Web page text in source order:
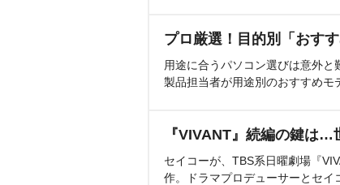
プロ厳選！目的別「おす
用途に合うパソコン選びは意外
製品担当者が用途別のおすすめモ
『VIVANT』続編の鍵は
セイコーが、TBS系日曜劇場『
作。ドラマプロデューサーとセイ